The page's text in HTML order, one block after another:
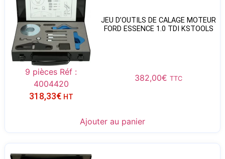
JEU D’OUTILS DE CALAGE MOTEUR
FORD ESSENCE 1.0 TDI KSTOOLS
9 pièces Réf :
4004420
382,00€ TTC
318,33€ HT
Ajouter au panier